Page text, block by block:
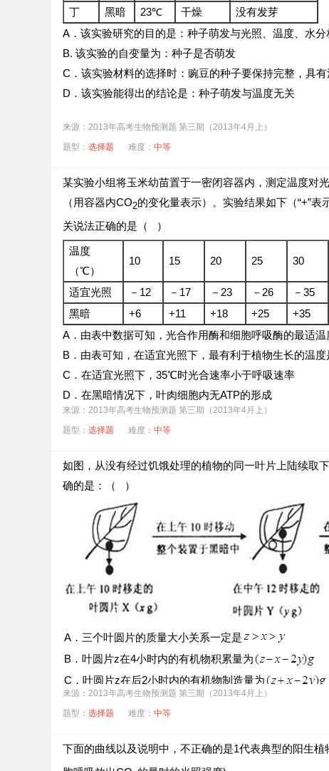
丁
黑暗 23℃ 干燥
没有发芽
A．该实验研究的目的是：种子萌发与光照、温度、水分
B. 该实验的自变量为：种子是否萌发
C．该实验材料的选择时：豌豆的种子要保持完整，具
D．该实验能得出的结论是：种子萌发与温度无关
来源：2013年高考生物预测题 第三期（2013年4月上）
题型： 选择题 难度： 中等
某实验小组将玉米幼苗置于一密闭容器内，测定温度对
（用容器内CO2的变化量表示）。实验结果如下（“+”表
关说法正确的是（ ）
温度
（℃）
10 15 20 25 30
适宜光照 －12 －17 －23 －26 －35
黑暗
+6 +11 +18 +25 +35
A．由表中数据可知，光合作用酶和细胞呼吸酶的最适温
B．由表可知，在适宜光照下，最有利于植物生长的温
C．在适宜光照下，35℃时光合速率小于呼吸速率
D．在黑暗情况下，叶肉细胞内无ATP的形成
来源：2013年高考生物预测题 第三期（2013年4月上）
题型： 选择题 难度： 中等
如图，从没有经过饥饿处理的植物的同一叶片上陆续取
确的是：（ ）
A．三个叶圆片的质量大小关系一定是
B．叶圆片z在4小时内的有机物积累量为
C．叶圆片z在后2小时内的有机物制造量为
D．整个实验过程中呼吸速率可表示为
来源：2013年高考生物预测题 第三期（2013年4月上）
题型： 选择题 难度： 中等
下面的曲线以及说明中，不正确的是1代表典型的阳生